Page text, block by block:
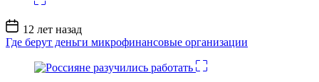
Дата
записи
12 лет назад
Где берут деньги микрофинансовые организации